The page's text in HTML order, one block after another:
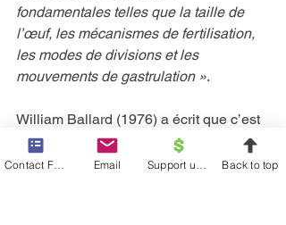
fondamentales telles que la taille de
l’œuf, les mécanismes de fertilisation,
les modes de divisions et les
mouvements de gastrulation ».
William Ballard (1976) a écrit que c’est
« seulement par des tournures
sémantiques et une sélection
Contact Form Email Back to top